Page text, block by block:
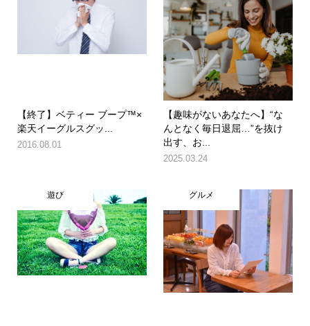
【終了】ベティー ブープ™×
楽天イーグルスグッ...
2016.08.01
【趣味がないあなたへ】“な
んとなく毎日退屈…”を抜け
出す、お...
2025.03.24
遊び グルメ